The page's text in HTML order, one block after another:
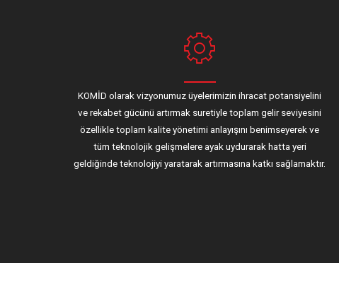
KOMİD olarak vizyonumuz üyelerimizin ihracat potansiyelini
ve rekabet gücünü artırmak suretiyle toplam gelir seviyesini
özellikle toplam kalite yönetimi anlayışını benimseyerek ve
tüm teknolojik gelişmelere ayak uydurarak hatta yeri
geldiğinde teknolojiyi yaratarak artırmasına katkı sağlamaktır.